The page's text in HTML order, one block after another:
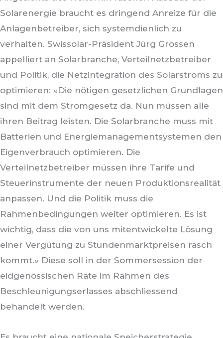
Solarenergie braucht es dringend Anreize für die
Anlagenbetreiber, sich systemdienlich zu
verhalten. Swissolar-Präsident Jürg Grossen
appelliert an Solarbranche, Verteilnetzbetreiber
und Politik, die Netzintegration des Solarstroms zu
optimieren: «Die nötigen gesetzlichen Grundlagen
sind mit dem Stromgesetz da. Nun müssen alle
ihren Beitrag leisten. Die Solarbranche muss mit
Batterien und Energiemanagementsystemen den
Eigenverbrauch optimieren. Die
Verteilnetzbetreiber müssen ihre Tarife und
Steuerinstrumente der neuen Produktionsrealität
anpassen. Und die Politik muss die
Rahmenbedingungen weiter optimieren. Es ist
wichtig, dass die von uns mitentwickelte Lösung
einer Vergütung zu Stundenmarktpreisen rasch
kommt.» Diese soll in der Sommersession der
eidgenössischen Räte im Rahmen des
Beschleunigungserlasses abschliessend
behandelt werden.